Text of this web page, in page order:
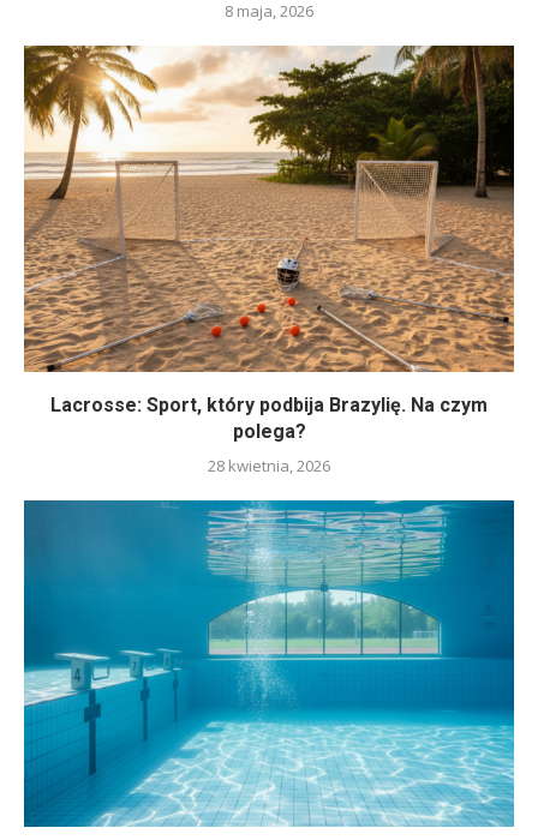
8 maja, 2026
Lacrosse: Sport, który podbija Brazylię. Na czym
polega?
28 kwietnia, 2026